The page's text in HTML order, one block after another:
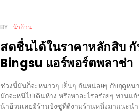
BY น้าอ้วน
สดชื่นได้ในราคาหลักสิบ
Bingsu แอร์พอร์ตพลาซ่า
ช่วงนี้มันก็จะหนาวๆ เย็นๆ กันหน่อยๆ กับฤดูหน
มักจะหนีไปเดินห้าง หรือหาอะไรอร่อยๆ ทาน
น้าอ้วนเลยมีร้านบิงซูที่ดีงามร้านหนึ่งมาแนะน